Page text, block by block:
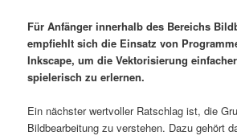
Für Anfänger innerhalb des Bereichs
empfiehlt sich die Einsatz von
Inkscape, um die Vektorisierung
spielerisch zu erlernen.
Ein nächster wertvoller Ratschlag ist, die
Bildbearbeitung zu verstehen. Dazu gehört